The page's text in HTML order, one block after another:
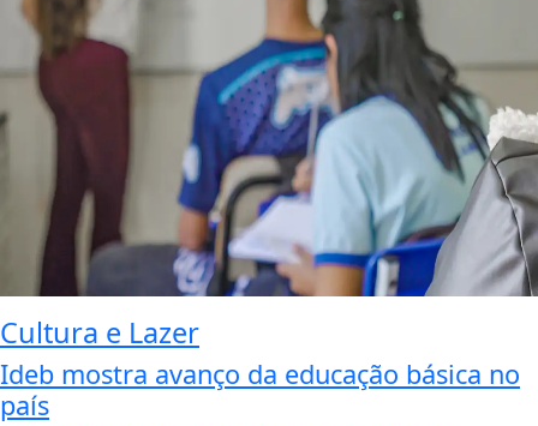
Cultura e Lazer
Ideb mostra avanço da educação básica no
país